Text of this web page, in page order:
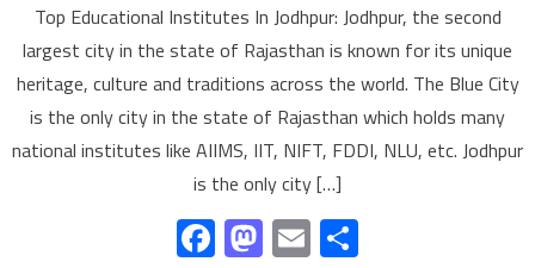
Top Educational Institutes In Jodhpur: Jodhpur, the second
largest city in the state of Rajasthan is known for its unique
heritage, culture and traditions across the world. The Blue City
is the only city in the state of Rajasthan which holds many
national institutes like AIIMS, IIT, NIFT, FDDI, NLU, etc. Jodhpur
is the only city […]
Facebook
Mastodon
Email